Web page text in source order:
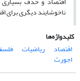
ناخوشایند دیگری برای
کلیدواژه‌ها
اقتصاد
ریاضیات
اجورث